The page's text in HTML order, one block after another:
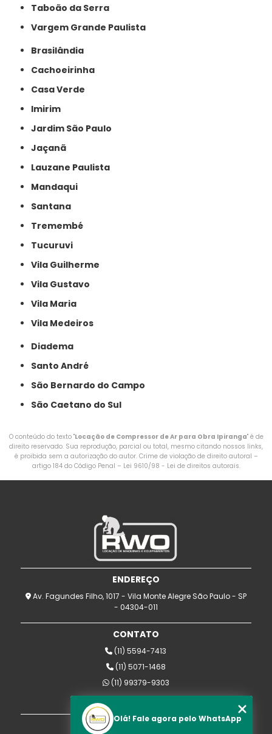
Taboão da Serra
Vargem Grande Paulista
Brasilândia
Cachoeirinha
Casa Verde
Imirim
Jardim São Paulo
Jaçanã
Lauzane Paulista
Mandaqui
Santana
Tremembé
Tucuruvi
Vila Guilherme
Vila Gustavo
Vila Maria
Vila Medeiros
Diadema
Santo André
São Bernardo do Campo
São Caetano do Sul
O conteúdo do texto "Locação de Compressor de Ar para Obra Ipiranga" é de
direito reservado. Sua reprodução, parcial ou total, mesmo citando nossos links,
é proibida sem a autorização do autor. Crime de violação de direito autoral –
artigo 184 do Código Penal – Lei 9610/98 - Lei de direitos autorais.
ENDEREÇO
Av. Fagundes Filho, 1017 - Vila Monte Alegre São Paulo - SP
- 04304-011
CONTATO
(11) 5594-7413
(11) 5071-1468
(11) 99379-9303
rwomaquinas@uol.com.br
MENU
Olá! Fale agora pelo WhatsApp